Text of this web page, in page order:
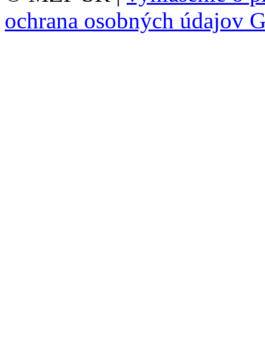
ochrana osobných údajov